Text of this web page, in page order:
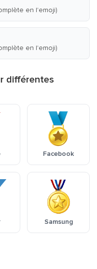
en l'emoji)
en l'emoji)
différentes
Facebook
Samsung